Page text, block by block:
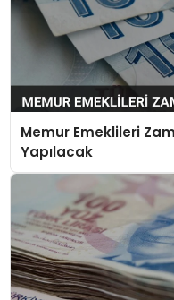
Memur Emeklileri
Yapılacak